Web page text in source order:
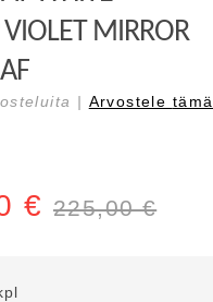
MIRROR
| Arvostele tämä
€ 225,00 €